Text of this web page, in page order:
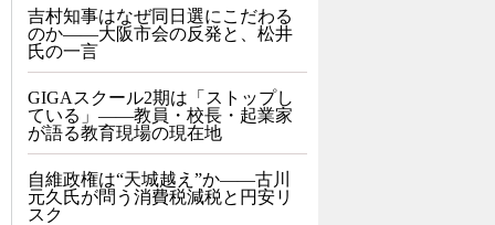
吉村知事はなぜ同日選にこだわる
のか――大阪市会の反発と、松井
氏の一言
GIGAスクール2期は「ストップし
ている」——教員・校長・起業家
が語る教育現場の現在地
自維政権は“天城越え”か――古川
元久氏が問う消費税減税と円安リ
スク